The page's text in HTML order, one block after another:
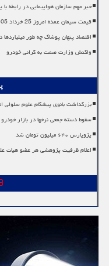
خبر مهم سازمان هواپیمایی در رابطه با
قیمت سیمان عمده امروز 25 خرداد 1405
اقتصاد پنهان پوشاک چه طور میلیاردها
واکنش وزارت صمت به گرانی خودرو
بزرگداشت بانوی پیشگام علوم سلولی
سقوط دسته جمعی نرخها در بازار خودرو
پژوپارس ۶۴۰ میلیون تومان شد
اعلام ظرفیت پژوهشی هر عضو هیات